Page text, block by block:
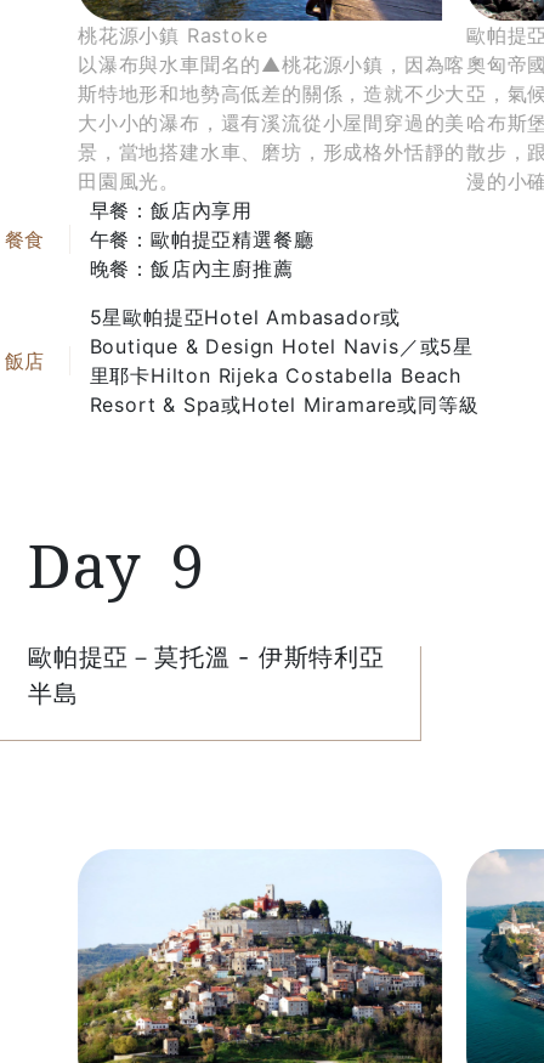
桃花源小鎮 Rastoke
以瀑布與水車聞名的▲桃花源小鎮，因為喀
斯特地形和地勢高低差的關係，造就不少大
大小小的瀑布，還有溪流從小屋間穿過的美
景，當地搭建水車、磨坊，形成格外恬靜的
田園風光。
歐帕提
奧匈帝
亞，氣
哈布斯
散步，
漫的小
早餐：飯店內享用
午餐：歐帕提亞精選餐廳
晚餐：飯店內主廚推薦
5星歐帕提亞Hotel Ambasador或
Boutique & Design Hotel Navis／或5星
里耶卡Hilton Rijeka Costabella Beach
Resort & Spa或Hotel Miramare或同等級
9
歐帕提亞－莫托溫 - 伊斯特利亞
半島